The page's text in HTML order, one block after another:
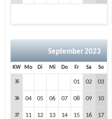
September 2023
KW Mo Di Mi Do Fr Sa So
35 01 02 03
36 04 05 06 07 08 09 10
37 11 12 13 14 15 16 17